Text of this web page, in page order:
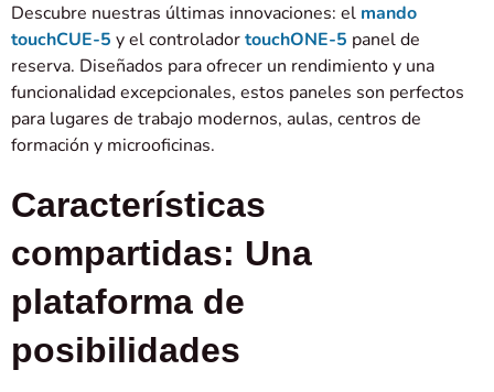
Descubre nuestras últimas innovaciones: el mando
touchCUE-5 y el controladortouchONE-5 panel de
reserva. Diseñados para ofrecer un rendimiento y una
funcionalidad excepcionales, estos paneles son perfectos
para lugares de trabajo modernos, aulas, centros de
formación y microoficinas.
Características
compartidas: Una
plataforma de
posibilidades